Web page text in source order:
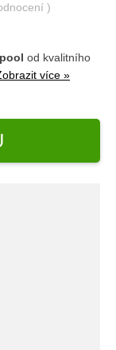
)
od kvalitního
více »